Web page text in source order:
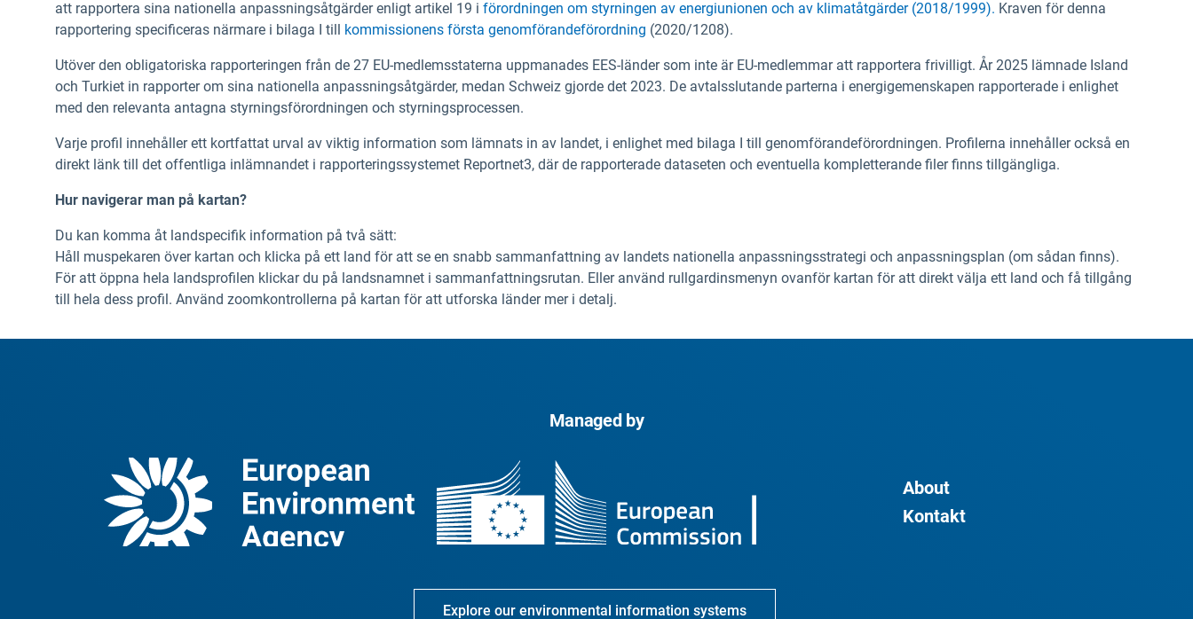
att rapportera sina nationella anpassningsåtgärder enligt artikel 19 i förordningen om styrningen av energiunionen och av klimatåtgärder (2018/1999). Kraven för denna
rapportering specificeras närmare i bilaga I till
kommissionens första genomförandeförordning (2020/1208).
Utöver den obligatoriska rapporteringen från de 27 EU-medlemsstaterna uppmanades EES-länder som inte är EU-medlemmar att rapportera frivilligt. År 2025 lämnade Island
och Turkiet in rapporter om sina nationella anpassningsåtgärder, medan Schweiz gjorde det 2023. De avtalsslutande parterna i energigemenskapen rapporterade i enlighet
med den relevanta antagna styrningsförordningen och styrningsprocessen.
Varje profil innehåller ett kortfattat urval av viktig information som lämnats in av landet, i enlighet med bilaga I till genomförandeförordningen. Profilerna innehåller också en
direkt länk till det offentliga inlämnandet i rapporteringssystemet Reportnet3, där de rapporterade dataseten och eventuella kompletterande filer finns tillgängliga.
Hur navigerar man på kartan?
Du kan komma åt landspecifik information på två sätt:
Håll muspekaren över kartan och klicka på ett land för att se en snabb sammanfattning av landets nationella anpassningsstrategi och anpassningsplan (om sådan finns).
För att öppna hela landsprofilen klickar du på landsnamnet i sammanfattningsrutan. Eller använd rullgardinsmenyn ovanför kartan för att direkt välja ett land och få tillgång
till hela dess profil. Använd zoomkontrollerna på kartan för att utforska länder mer i detalj.
Managed by
About
Kontakt
Explore our environmental information systems